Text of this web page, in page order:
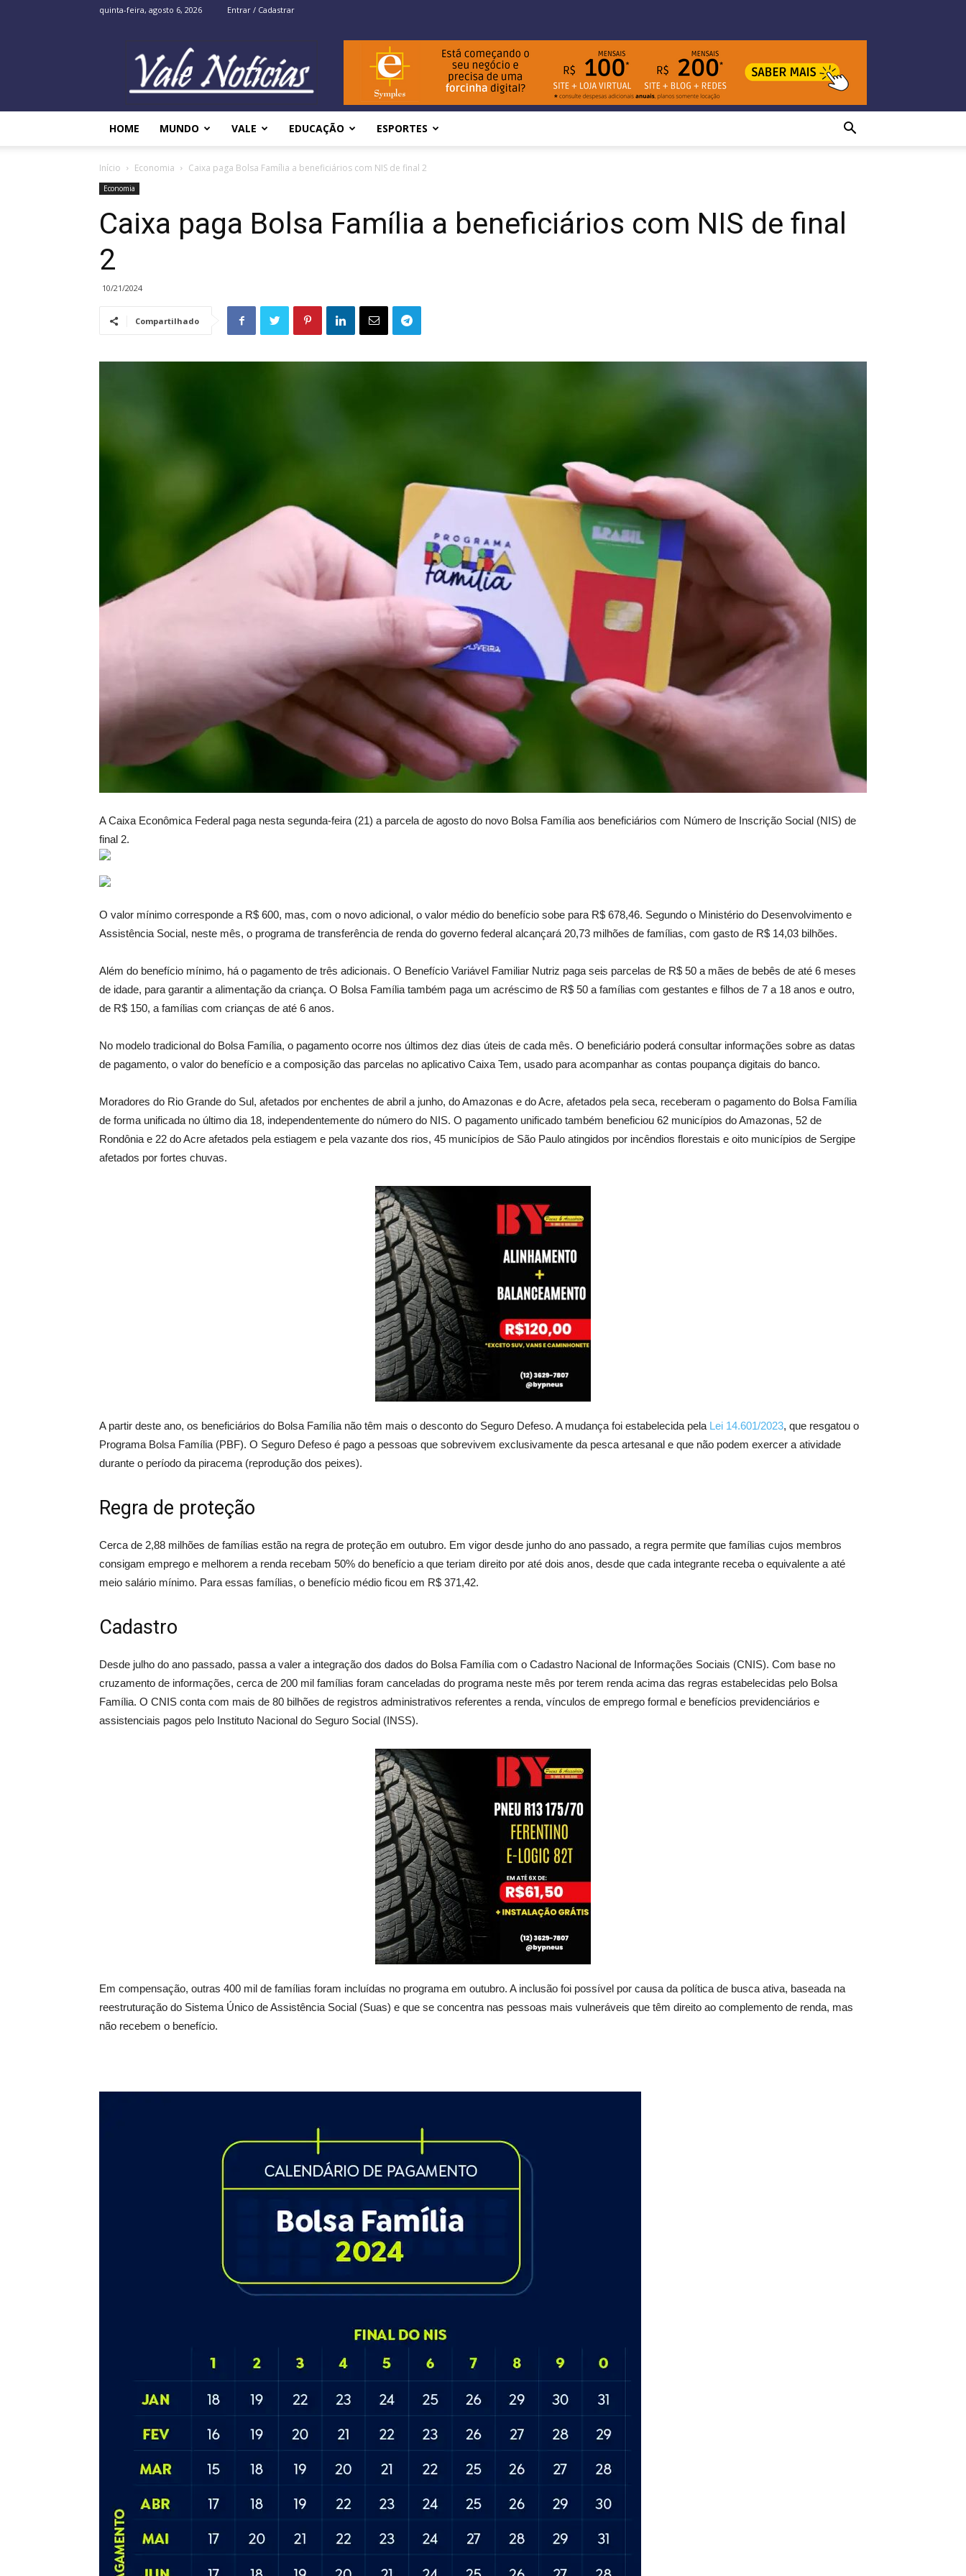
quinta-feira, agosto 6, 2026 Entrar / Cadastrar
Noticias
HOME MUNDO VALE EDUCAÇÃO ESPORTES
Início Economia Caixa paga Bolsa Família a beneficiários com NIS de final 2
Economia
Caixa paga Bolsa Família a beneficiários com NIS de final
2
10/21/2024
Compartilhado
A Caixa Econômica Federal paga nesta segunda-feira (21) a parcela de agosto do novo Bolsa Família aos beneficiários com Número de Inscrição Social (NIS) de
final 2.
O valor mínimo corresponde a R$ 600, mas, com o novo adicional, o valor médio do benefício sobe para R$ 678,46. Segundo o Ministério do Desenvolvimento e
Assistência Social, neste mês, o programa de transferência de renda do governo federal alcançará 20,73 milhões de famílias, com gasto de R$ 14,03 bilhões.
Além do benefício mínimo, há o pagamento de três adicionais. O Benefício Variável Familiar Nutriz paga seis parcelas de R$ 50 a mães de bebês de até 6 meses
de idade, para garantir a alimentação da criança. O Bolsa Família também paga um acréscimo de R$ 50 a famílias com gestantes e filhos de 7 a 18 anos e outro,
de R$ 150, a famílias com crianças de até 6 anos.
No modelo tradicional do Bolsa Família, o pagamento ocorre nos últimos dez dias úteis de cada mês. O beneficiário poderá consultar informações sobre as datas
de pagamento, o valor do benefício e a composição das parcelas no aplicativo Caixa Tem, usado para acompanhar as contas poupança digitais do banco.
Moradores do Rio Grande do Sul, afetados por enchentes de abril a junho, do Amazonas e do Acre, afetados pela seca, receberam o pagamento do Bolsa Família
de forma unificada no último dia 18, independentemente do número do NIS. O pagamento unificado também beneficiou 62 municípios do Amazonas, 52 de
Rondônia e 22 do Acre afetados pela estiagem e pela vazante dos rios, 45 municípios de São Paulo atingidos por incêndios florestais e oito municípios de Sergipe
afetados por fortes chuvas.
A partir deste ano, os beneficiários do Bolsa Família não têm mais o desconto do Seguro Defeso. A mudança foi estabelecida pela Lei 14.601/2023, que resgatou o
Programa Bolsa Família (PBF). O Seguro Defeso é pago a pessoas que sobrevivem exclusivamente da pesca artesanal e que não podem exercer a atividade
durante o período da piracema (reprodução dos peixes).
Regra de proteção
Cerca de 2,88 milhões de famílias estão na regra de proteção em outubro. Em vigor desde junho do ano passado, a regra permite que famílias cujos membros
consigam emprego e melhorem a renda recebam 50% do benefício a que teriam direito por até dois anos, desde que cada integrante receba o equivalente a até
meio salário mínimo. Para essas famílias, o benefício médio ficou em R$ 371,42.
Cadastro
Desde julho do ano passado, passa a valer a integração dos dados do Bolsa Família com o Cadastro Nacional de Informações Sociais (CNIS). Com base no
cruzamento de informações, cerca de 200 mil famílias foram canceladas do programa neste mês por terem renda acima das regras estabelecidas pelo Bolsa
Família. O CNIS conta com mais de 80 bilhões de registros administrativos referentes a renda, vínculos de emprego formal e benefícios previdenciários e
assistenciais pagos pelo Instituto Nacional do Seguro Social (INSS).
Em compensação, outras 400 mil de famílias foram incluídas no programa em outubro. A inclusão foi possível por causa da política de busca ativa, baseada na
reestruturação do Sistema Único de Assistência Social (Suas) e que se concentra nas pessoas mais vulneráveis que têm direito ao complemento de renda, mas
não recebem o benefício.